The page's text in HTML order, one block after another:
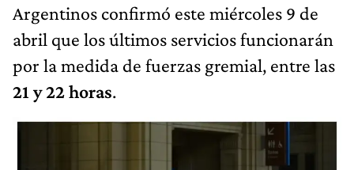
Argentinos confirmó este miércoles 9 de
abril que los últimos servicios funcionarán
por la medida de fuerzas gremial, entre las
21 y 22 horas.